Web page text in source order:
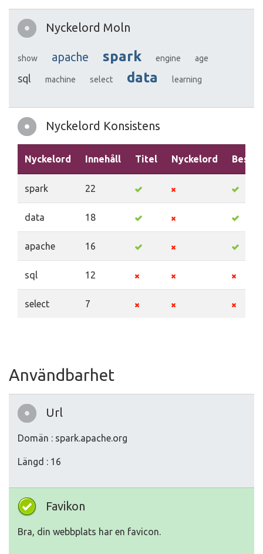
Nyckelord Moln
show apache spark engine age
sql machine select data learning
Nyckelord Konsistens
Nyckelord Innehåll Titel Nyckelord
spark 22
data 18
apache 16
sql 12
select 7
Användbarhet
Url
Domän : spark.apache.org
Längd : 16
Favikon
Bra, din webbplats har en favicon.